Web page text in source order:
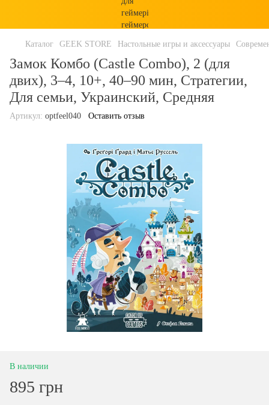
Каталог GEEK STORE Настольные игры и аксессуары
Замок Комбо (Castle Combo), 2 (для
двих), 3–4, 10+, 40–90 мин, Стратегии,
Для семьи, Украинский, Средняя
Артикул: optfeel040 Оставить отзыв
В наличии
895 грн